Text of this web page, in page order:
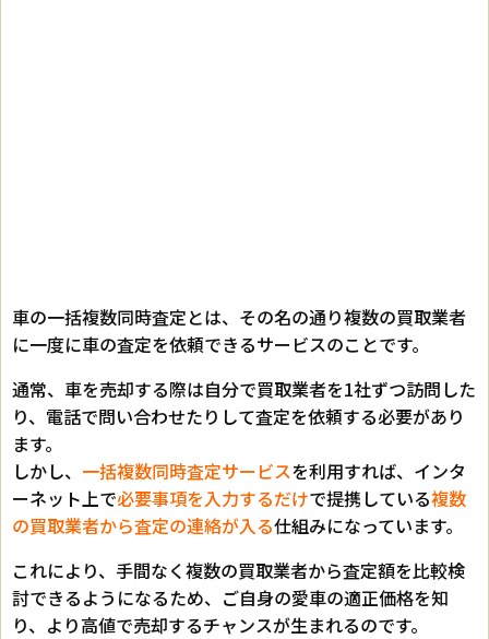
車の一括複数同時査定とは、その名の通り複数の買取業者
に一度に車の査定を依頼できるサービスのことです。
通常、車を売却する際は自分で買取業者を1社ずつ訪問した
り、電話で問い合わせたりして査定を依頼する必要があり
ます。
しかし、 一括複数同時査定サービスを利用すれば、インタ
ーネット上で必要事項を入力するだけで提携している複数
の買取業者から査定の連絡が入る仕組みになっています。
これにより、手間なく複数の買取業者から査定額を比較検
討できるようになるため、ご自身の愛車の適正価格を知
り、より高値で売却するチャンスが生まれるのです。